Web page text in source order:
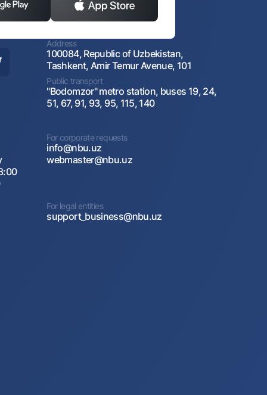
Address
100084, Republic of Uzbekistan,
Tashkent, Amir Temur Avenue, 101
Public transport
"Bodomzor" metro station, buses 19, 24,
51, 67, 91, 93, 95, 115, 140
For corporate requests
info@nbu.uz
webmaster@nbu.uz
For legal entities
support_business@nbu.uz